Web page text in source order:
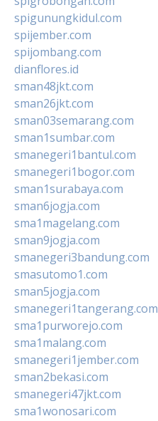
spigunungkidul.com
spijember.com
spijombang.com
dianflores.id
sman48jkt.com
sman26jkt.com
sman03semarang.com
sman1sumbar.com
smanegeri1bantul.com
smanegeri1bogor.com
sman1surabaya.com
sman6jogja.com
sma1magelang.com
sman9jogja.com
smanegeri3bandung.com
smasutomo1.com
sman5jogja.com
smanegeri1tangerang.com
sma1purworejo.com
sma1malang.com
smanegeri1jember.com
sman2bekasi.com
smanegeri47jkt.com
sma1wonosari.com